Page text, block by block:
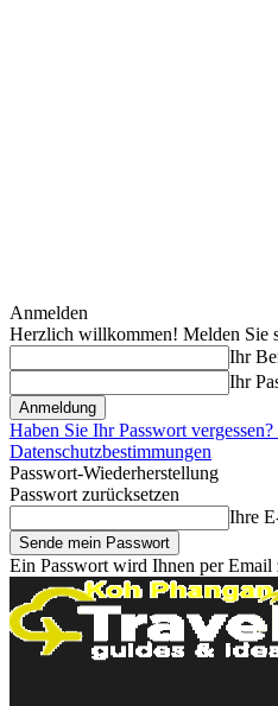
Anmelden
Herzlich willkommen! Melden Sie
Ihr
Ihr
Haben Sie Ihr Passwort
Datenschutzbestimmungen
Passwort-Wiederherstellung
Passwort zurücksetzen
Ihre
Ein Passwort wird Ihnen per Email